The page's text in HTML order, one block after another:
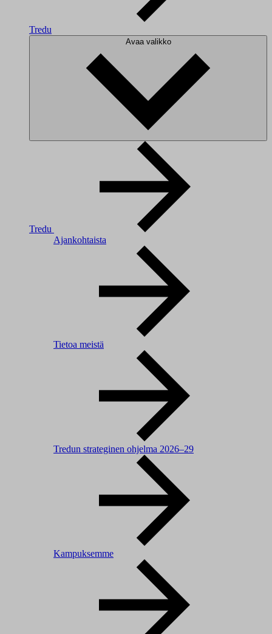
Tredu
Avaa valikko
Tredu
Ajankohtaista
Tietoa meistä
Tredun strateginen ohjelma 2026–29
Kampuksemme